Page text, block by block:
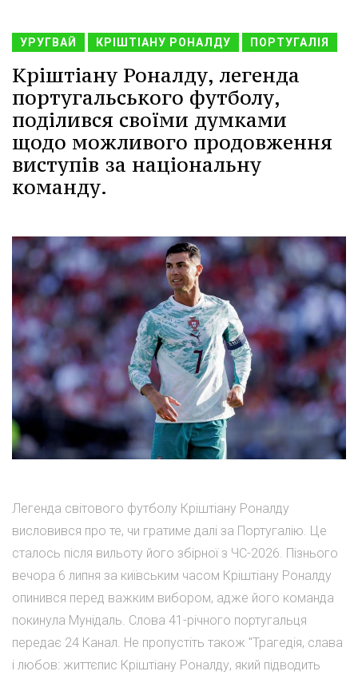
УРУГВАЙ КРІШТІАНУ РОНАЛДУ ПОРТУГАЛІЯ
Кріштіану Роналду, легенда
португальського футболу,
поділився своїми думками
щодо можливого продовження
виступів за національну
команду.
Легенда світового футболу Кріштіану Роналду
висловився про те, чи гратиме далі за Португалію. Це
сталось після вильоту його збірної з ЧС-2026. Пізнього
вечора 6 липня за київським часом Кріштіану Роналду
опинився перед важким вибором, адже його команда
покинула Мунідаль. Слова 41-річного португальця
передає 24 Канал. Не пропустіть також "Трагедія, слава
і любов: життєпис Кріштіану Роналду, який підводить